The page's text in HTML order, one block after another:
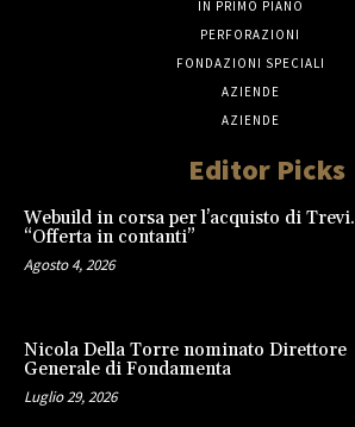
IN PRIMO PIANO
PERFORAZIONI
FONDAZIONI SPECIALI
AZIENDE
AZIENDE
Editor Picks
Webuild in corsa per l’acquisto di Trevi.
“Offerta in contanti”
Agosto 4, 2026
Nicola Della Torre nominato Direttore
Generale di Fondamenta
Luglio 29, 2026